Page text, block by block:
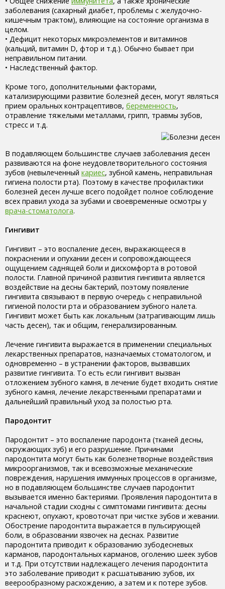
заболевания (сахарный диабет, проблемы с желудочно-
кишечным трактом), влияющие на состояние организма в
целом.
• Дефицит некоторых микроэлементов и витаминов
(кальций, витамин D, фтор и т.д.). Обычно бывает при
неправильном питании.
• Наследственный фактор.
Кроме того, дополнительными факторами,
катализирующими развитие болезней десен, могут являться
прием оральных контрацептивов, беременность,
отравление тяжелыми металлами, грипп, травмы зубов,
стресс и т.д.
В подавляющем большинстве случаев заболевания десен
развиваются на фоне неудовлетворительного состояния
зубов (невылеченный кариес, зубной камень, неправильная
гигиена полости рта). Поэтому в качестве профилактики
болезней десен лучше всего подойдет полное соблюдение
всех правил ухода за зубами и своевременные осмотры у
врача-стоматолога.
Гингивит
Гингивит – это воспаление десен, выражающееся в
покраснении и опухании десен и сопровождающееся
ощущением саднящей боли и дискомфорта в ротовой
полости. Главной причиной развития гингивита является
воздействие на десны бактерий, поэтому появление
гингивита связывают в первую очередь с неправильной
гигиеной полости рта и образованием зубного налета.
Гингивит может быть как локальным (затрагивающим лишь
часть десен), так и общим, генерализированным.
Лечение гингивита выражается в применении специальных
лекарственных препаратов, назначаемых стоматологом, и
одновременно – в устранении факторов, вызвавших
развитие гингивита. То есть если гингивит вызван
отложением зубного камня, в лечение будет входить снятие
зубного камня, лечение лекарственными препаратами и
дальнейший правильный уход за полостью рта.
Пародонтит
Пародонтит – это воспаление пародонта (тканей десны,
окружающих зуб) и его разрушение. Причинами
пародонтита могут быть как болезнетворные воздействия
микроорганизмов, так и всевозможные механические
повреждения, нарушения иммунных процессов в организме,
но в подавляющем большинстве случаев пародонтит
вызывается именно бактериями. Проявления пародонтита в
начальной стадии сходны с симптомами гингивита: десны
краснеют, опухают, кровоточат при чистке зубов и жевании.
Обострение пародонтита выражается в пульсирующей
боли, в образовании язвочек на деснах. Развитие
пародонтита приводит к образованию зубодесневых
карманов, пародонтальных карманов, оголению шеек зубов
и т.д. При отсутствии надлежащего лечения пародонтита
это заболевание приводит к расшатыванию зубов, их
веерообразному расхождению, а затем и к потере зубов.